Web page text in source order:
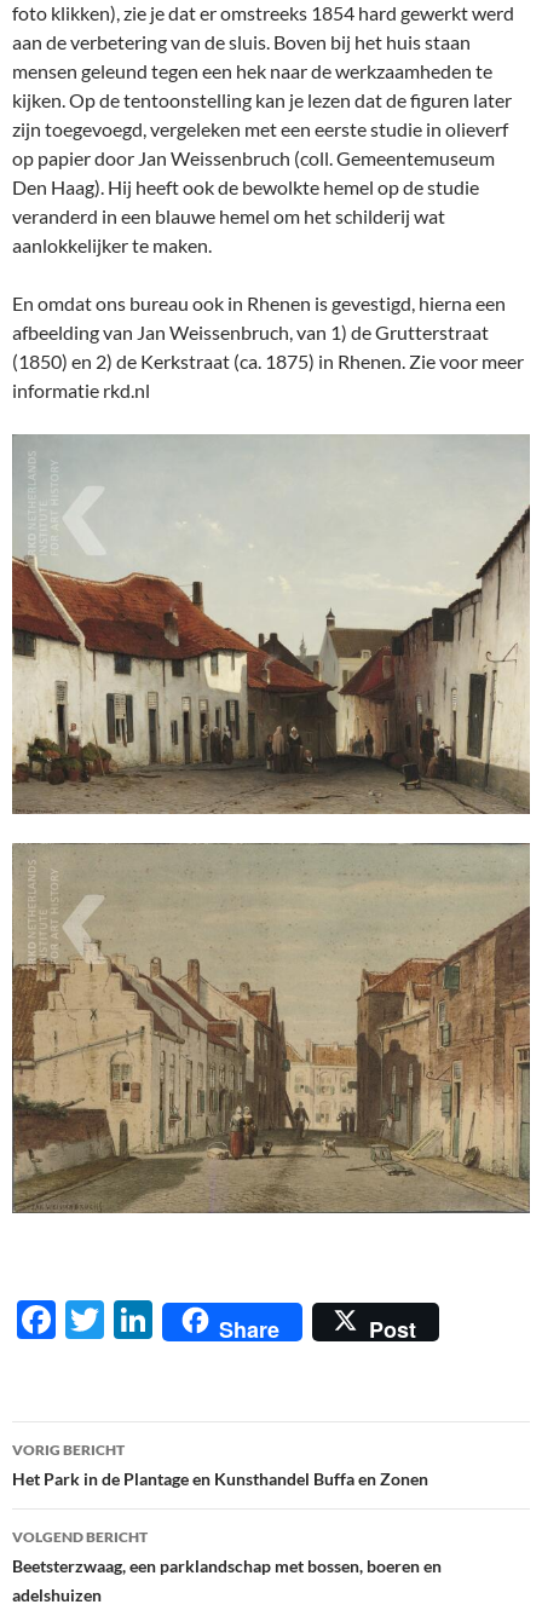
foto klikken), zie je dat er omstreeks 1854 hard gewerkt werd
aan de verbetering van de sluis. Boven bij het huis staan
mensen geleund tegen een hek naar de werkzaamheden te
kijken. Op de tentoonstelling kan je lezen dat de figuren later
zijn toegevoegd, vergeleken met een eerste studie in olieverf
op papier door Jan Weissenbruch (coll. Gemeentemuseum
Den Haag). Hij heeft ook de bewolkte hemel op de studie
veranderd in een blauwe hemel om het schilderij wat
aanlokkelijker te maken.
En omdat ons bureau ook in Rhenen is gevestigd, hierna een
afbeelding van Jan Weissenbruch, van 1) de Grutterstraat
(1850) en 2) de Kerkstraat (ca. 1875) in Rhenen. Zie voor meer
informatie rkd.nl
F
b
o
o
k
T
er
Li
n
e
dI
n
Share Post
Berichtnavigatie
VORIG BERICHT
Het Park in de Plantage en Kunsthandel Buffa en Zonen
VOLGEND BERICHT
Beetsterzwaag, een parklandschap met bossen, boeren en
adelshuizen